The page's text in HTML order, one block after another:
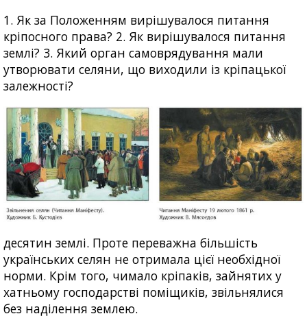
1. Як за Положенням вирішувалося питання
кріпосного права? 2. Як вирішувалося питання
землі? 3. Який орган самоврядування мали
утворювати селяни, що виходили із кріпацької
залежності?
десятин землі. Проте переважна більшість
українських селян не отримала цієї необхідної
норми. Крім того, чимало кріпаків, зайнятих у
хатньому господарстві поміщиків, звільнялися
без наділення землею.